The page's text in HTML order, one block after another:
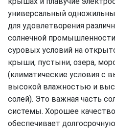
универсальный
для удовлетворения
солнечной
суровых условий на
крыши, пустыни, озера,
(климатические условия с
высокой влажностью и
солей). Это важная часть
системы. Хорошее
обеспечивает